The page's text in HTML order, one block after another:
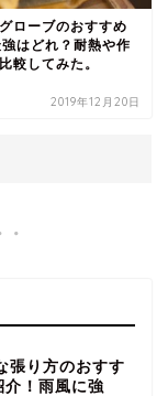
ローブのおすすめ
はどれ？耐熱や作
較してみた。
2019年12月20日
張り方のおすす
！雨風に強